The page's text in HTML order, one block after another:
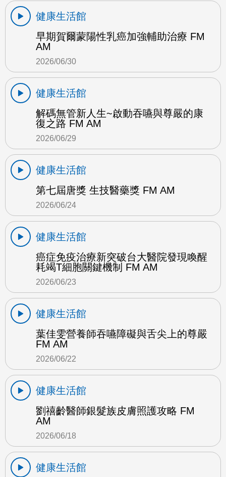
健康生活館
早期賀爾蒙陽性乳癌加強輔助治療 FM
AM
2026/06/30
健康生活館
解碼無管新人生~啟動吞嚥與尊嚴的康
復之路 FM AM
2026/06/29
健康生活館
第七屆唐獎 生技醫藥獎 FM AM
2026/06/24
健康生活館
癌症免疫治療新突破台大醫院發現喚醒
耗竭T細胞關鍵機制 FM AM
2026/06/23
健康生活館
葉佳雯營養師吞嚥障礙與舌尖上的尊嚴
FM AM
2026/06/22
健康生活館
劉禧齡醫師銀髮族皮膚照護攻略 FM
AM
2026/06/18
健康生活館